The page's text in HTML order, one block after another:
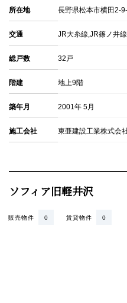
所在地 長野県松本市横田2-
交通 JR大糸線,JR篠ノ井
総戸数 32戸
階建 地上9階
築年月 2001年 5月
施工会社 東亜建設工業株式会
ソフィア旧軽井沢
賃貸物件 0
販売物件 0